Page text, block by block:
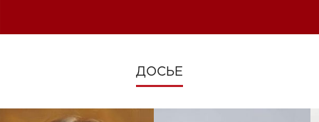
ДОСЬЕ